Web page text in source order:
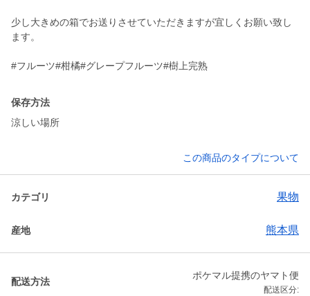
少し大きめの箱でお送りさせていただきますが宜しくお願い致し
ます。
#フルーツ#柑橘#グレープフルーツ#樹上完熟
保存方法
涼しい場所
この商品のタイプについて
カテゴリ 果物
産地 熊本県
配送方法
ポケマル提携のヤマト便
配送区分: